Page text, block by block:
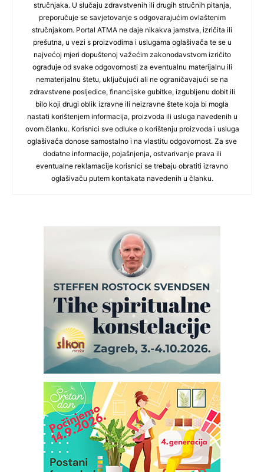
stručnjaka. U slučaju zdravstvenih ili drugih stručnih pitanja,
preporučuje se savjetovanje s odgovarajućim ovlaštenim
stručnjakom. Portal ATMA ne daje nikakva jamstva, izričita ili
prešutna, u vezi s proizvodima i uslugama oglašivača te se u
najvećoj mjeri dopuštenoj važećim zakonodavstvom izričito
ograđuje od svake odgovornosti za eventualnu materijalnu ili
nematerijalnu štetu, uključujući ali ne ograničavajući se na
zdravstvene posljedice, financijske gubitke, izgubljenu dobit ili
bilo koji drugi oblik izravne ili neizravne štete koja bi mogla
nastati korištenjem informacija, proizvoda ili usluga navedenih u
ovom članku. Korisnici sve odluke o korištenju proizvoda i usluga
oglašivača donose samostalno i na vlastitu odgovornost. Za sve
dodatne informacije, pojašnjenja, ostvarivanje prava ili
eventualne reklamacije korisnici se trebaju obratiti izravno
oglašivaču putem kontakata navedenih u članku.